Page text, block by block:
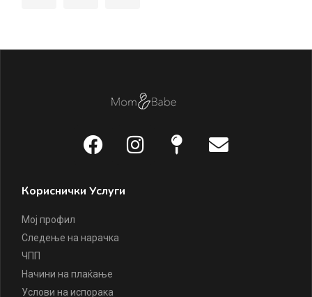
Кориснички Услуги
Мој профил
Следење на нарачка
ЧПП
Начини на плаќање
Услови на испорака